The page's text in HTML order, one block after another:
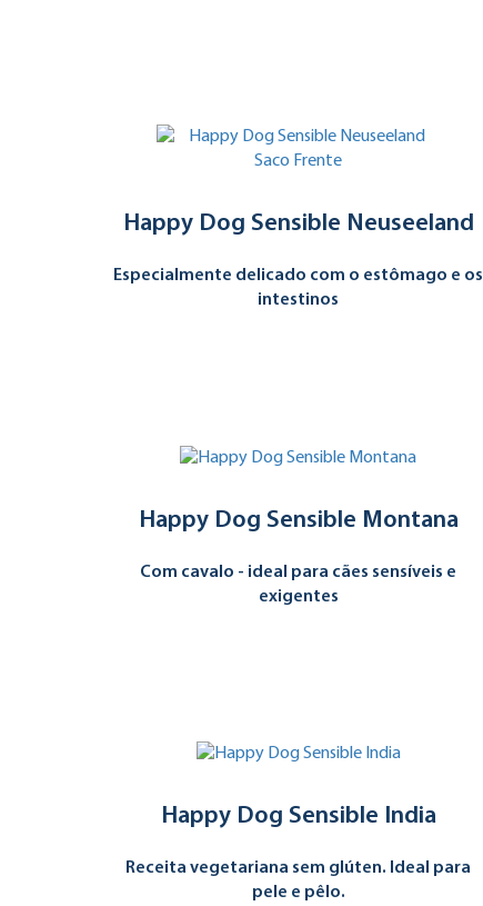
Happy Dog Sensible Neuseeland
Especialmente delicado com o estômago e os
intestinos
Happy Dog Sensible Montana
Com cavalo - ideal para cães sensíveis e
exigentes
Happy Dog Sensible India
Receita vegetariana sem glúten. Ideal para
pele e pêlo.